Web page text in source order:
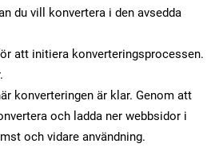
du vill konvertera i den avsedda
att initiera konverteringsprocessen.
konverteringen är klar. Genom att
och ladda ner webbsidor i
och vidare användning.